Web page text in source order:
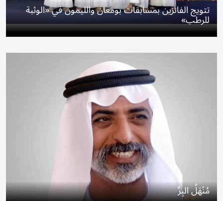
تتويج الفائزين بمسابقات بومعان والليمون في «الوثبة
للرطب»
مُنْهَلُ البِرِّ